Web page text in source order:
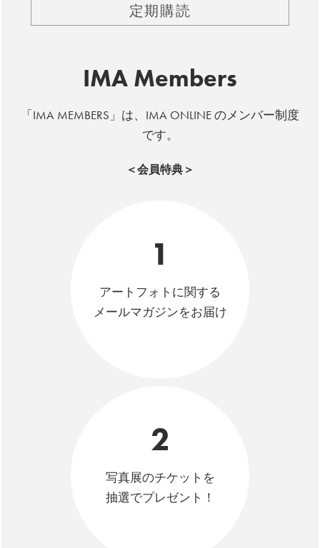
定期購読
IMA Members
「IMA MEMBERS」は、IMA ONLINE のメンバー制度
です。
＜会員特典＞
1
アートフォトに関する
メールマガジンをお届け
2
写真展のチケットを
抽選でプレゼント！